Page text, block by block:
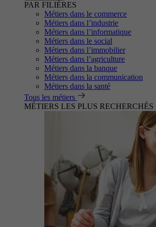
PAR FILIÈRES
Métiers dans le commerce
Métiers dans l’industrie
Métiers dans l’informatique
Métiers dans le social
Métiers dans l’immobilier
Métiers dans l’agriculture
Métiers dans la banque
Métiers dans la communication
Métiers dans la santé
Tous les métiers
MÉTIERS LES PLUS RECHERCHÉS